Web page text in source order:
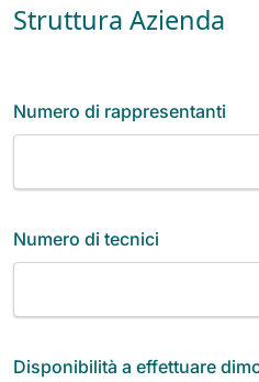
Struttura Azienda
Numero di rappresentanti
Numero di tecnici
Disponibilità a effettuare